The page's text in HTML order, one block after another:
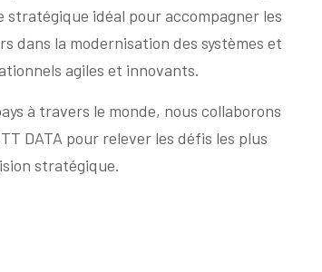
stratégique idéal pour accompagner les
dans la modernisation des systèmes et
agiles et innovants.
à travers le monde, nous collaborons
DATA pour relever les défis les plus
stratégique.